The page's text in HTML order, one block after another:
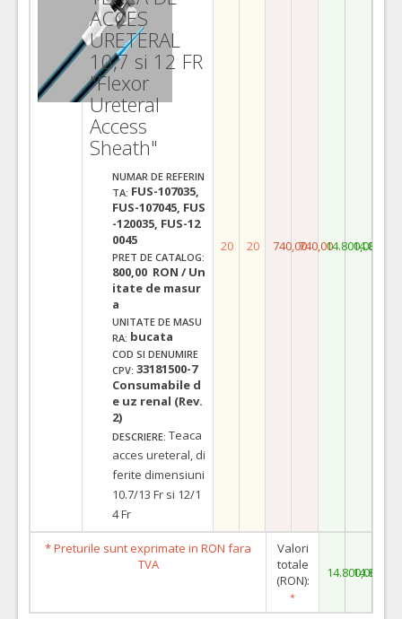
ACCES
URETERAL
10,7 si 12 FR
"Flexor
Ureteral
Access
Sheath"
NUMAR DE REFERIN
TA: FUS-107035,
FUS-107045, FUS
-120035, FUS-12
0045
PRET DE CATALOG:
800,00 RON / Un
itate de masur
a
UNITATE DE MASU
RA: bucata
COD SI DENUMIRE
CPV: 33181500-7
Consumabile d
e uz renal (Rev.
2)
DESCRIERE: Teaca
acces ureteral, di
ferite dimensiuni
10.7/13 Fr si 12/1
4 Fr
20 20 740,00740,0014.800,00
* Preturile sunt exprimate in RON fara
TVA
Valori
totale
(RON):
*
14.800,00